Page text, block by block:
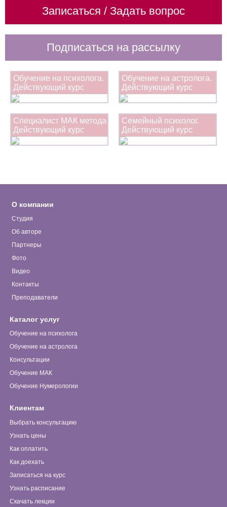
Записаться / Задать вопрос
Подписаться на рассылку
Обучение на психолога.
Действующий курс
Обучение на астролога.
Действующий курс
Специалист МАК метода
Действующий курс
Семейный психолог.
Действующий курс
О компании
Студия
Об авторе
Партнеры
Фото
Видео
Контакты
Преподаватели
Каталог услуг
Обучение на психолога
Обучение на астролога
Консультации
Обучение МАК
Обучение Нумерологии
Клиентам
Выбрать консультацию
Узнать цены
Как оплатить
Как доехать
Записаться на курс
Узнать расписание
Скачать лекции